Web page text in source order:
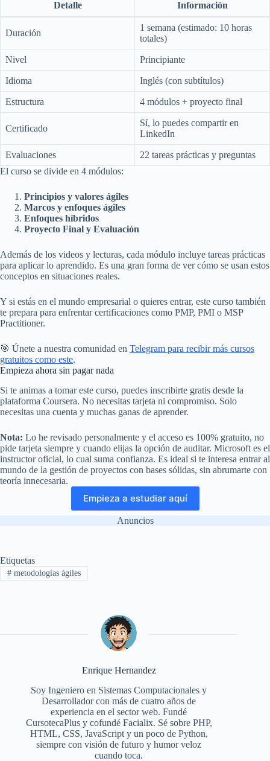
Detalle Información
Duración
1 semana (estimado: 10 horas
totales)
Nivel Principiante
Idioma Inglés (con subtítulos)
Estructura 4 módulos + proyecto final
Certificado
Sí, lo puedes compartir en
LinkedIn
Evaluaciones
22 tareas prácticas y preguntas
El curso se divide en 4 módulos:
Principios y valores ágiles
Marcos y enfoques ágiles
Enfoques híbridos
Proyecto Final y Evaluación
Además de los videos y lecturas, cada módulo incluye tareas prácticas
para aplicar lo aprendido. Es una gran forma de ver cómo se usan estos
conceptos en situaciones reales.
Y si estás en el mundo empresarial o quieres entrar, este curso también
te prepara para enfrentar certificaciones como PMP, PMI o MSP
Practitioner.
🎯 Únete a nuestra comunidad en Telegram para recibir más cursos
gratuitos como este.
Empieza ahora sin pagar nada
Si te animas a tomar este curso, puedes inscribirte gratis desde la
plataforma Coursera. No necesitas tarjeta ni compromiso. Solo
necesitas una cuenta y muchas ganas de aprender.
Nota: Lo he revisado personalmente y el acceso es 100% gratuito, no
pide tarjeta siempre y cuando elijas la opción de auditar. Microsoft es el
instructor oficial, lo cual suma confianza. Es ideal si te interesa entrar al
mundo de la gestión de proyectos con bases sólidas, sin abrumarte con
teoría innecesaria.
Empieza a estudiar aquí
Anuncios
Etiquetas
#metodologías ágiles
Enrique Hernandez
Soy Ingeniero en Sistemas Computacionales y
Desarrollador con más de cuatro años de
experiencia en el sector web. Fundé
CursotecaPlus y cofundé Facialix. Sé sobre PHP,
HTML, CSS, JavaScript y un poco de Python,
siempre con visión de futuro y humor veloz
cuando toca.